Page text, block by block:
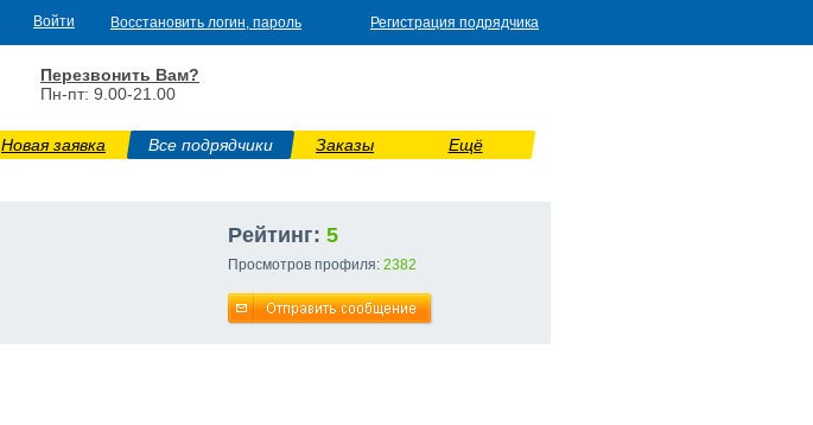
Восстановить логин, пароль Регистрация подрядчика
Перезвонить Вам?
Пн-пт: 9.00-21.00
Новая заявка Все подрядчики Заказы Ещё
Рейтинг: 5
Просмотров профиля: 2382